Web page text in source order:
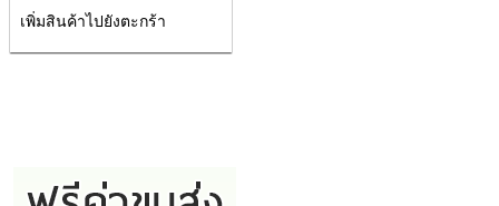
เพิ่มสินค้าไปยังตะกร้า